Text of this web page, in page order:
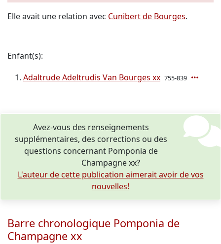
Elle avait une relation avec Cunibert de Bourges.
Enfant(s):
Adaltrude Adeltrudis Van Bourges xx 755-839
Avez-vous des renseignements
supplémentaires, des corrections ou des
questions concernant Pomponia de
Champagne xx?
L'auteur de cette publication aimerait avoir de vos
nouvelles!
Barre chronologique Pomponia de
Champagne xx